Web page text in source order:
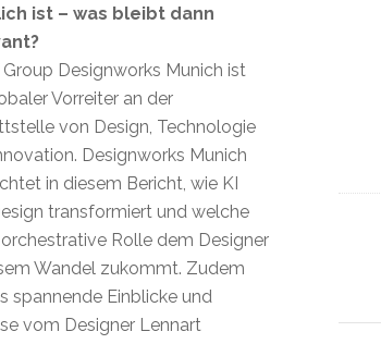
ist – was bleibt dann
Group Designworks Munich ist
Vorreiter an der
von Design, Technologie
Designworks Munich
in diesem Bericht, wie KI
transformiert und welche
orchestrative Rolle dem Designer
Wandel zukommt. Zudem
spannende Einblicke und
vom Designer Lennart